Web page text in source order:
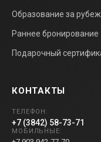
Образование за
Раннее бронирование
Подарочный
КОНТАКТЫ
ТЕЛЕФОН:
+7 (3842) 58-73-71
МОБИЛЬНЫЕ: